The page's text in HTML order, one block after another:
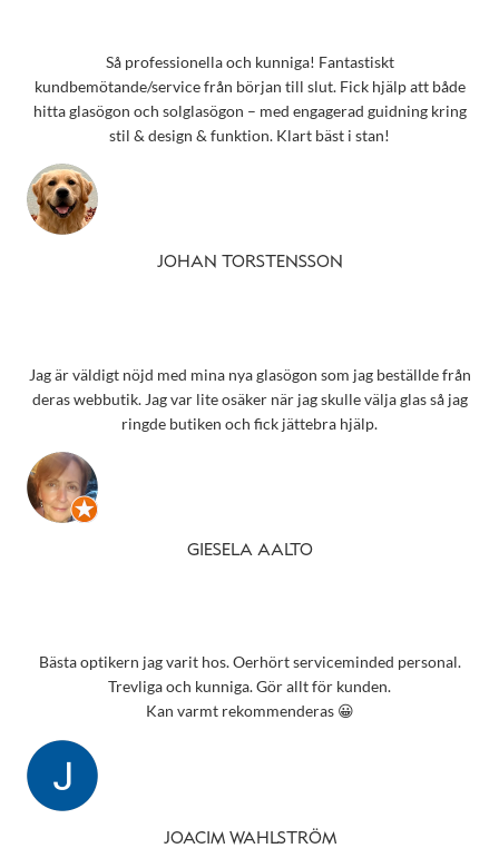
Så professionella och kunniga! Fantastiskt
kundbemötande/service från början till slut. Fick hjälp att både
hitta glasögon och solglasögon – med engagerad guidning kring
stil & design & funktion. Klart bäst i stan!
JOHAN TORSTENSSON
Jag är väldigt nöjd med mina nya glasögon som jag beställde från
deras webbutik. Jag var lite osäker när jag skulle välja glas så jag
ringde butiken och fick jättebra hjälp.
GIESELA AALTO
Bästa optikern jag varit hos. Oerhört serviceminded personal.
Trevliga och kunniga. Gör allt för kunden.
Kan varmt rekommenderas 😀
JOACIM WAHLSTRÖM